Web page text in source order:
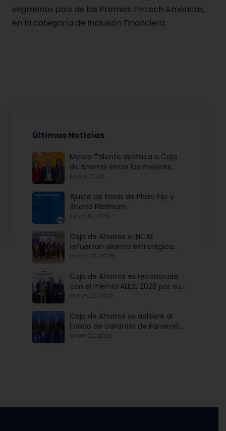
segmento país de los Premios Fintech Américas,
en la categoría de Inclusión Financiera.
Últimas Noticias
Merco Talento destaca a Caja
de Ahorros entre las mejores
empresas para atraer y fidelizar
julio 9, 2026
Ajuste de tasas de Plazo Fijo y
Ahorro Platinum
junio 16, 2026
Caja de Ahorros e INCAE
refuerzan alianza estratégica
para potenciar el talento y la
mayo 26, 2026
Caja de Ahorros es reconocida
con el Premio ALIDE 2026 por su
Programa de Educación
mayo 22, 2026
Caja de Ahorros se adhiere al
Fondo de Garantía de Panamá,
iniciativa articulada por Banco
enero 22, 2026